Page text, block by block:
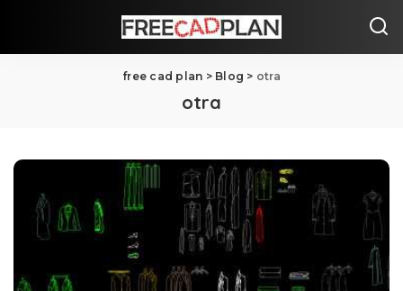
free cad plan > Blog > otra
otra